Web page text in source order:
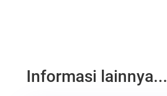
Informasi lainnya...